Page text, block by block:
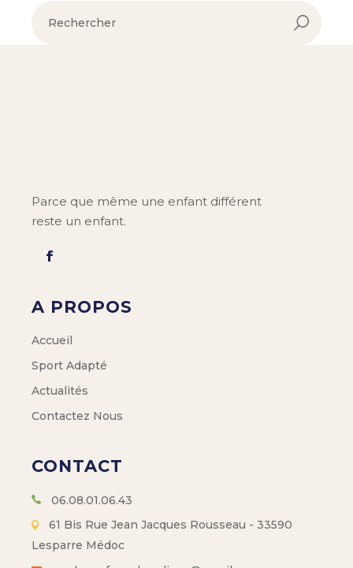
Parce que même une enfant différent
reste un enfant.
A PROPOS
Accueil
Sport Adapté
Actualités
Contactez Nous
CONTACT
06.08.01.06.43
61 Bis Rue Jean Jacques Rousseau - 33590
Lesparre Médoc